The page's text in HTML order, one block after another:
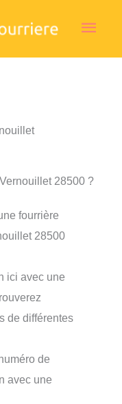
28500 ?
fourrière
28500
ici avec une
de différentes
de
avec une